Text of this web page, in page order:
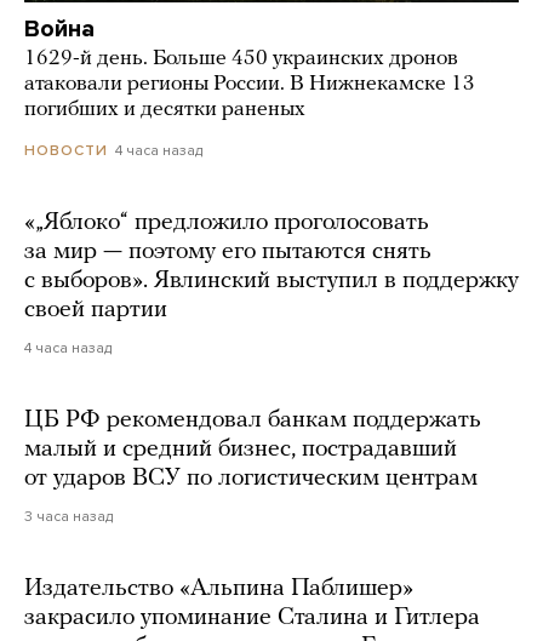
Война
1629-й день. Больше 450 украинских дронов
атаковали регионы России. В Нижнекамске 13
погибших и десятки раненых
НОВОСТИ 4 часа назад
«„Яблоко“ предложило проголосовать
за мир — поэтому его пытаются снять
с выборов». Явлинский выступил в поддержку
своей партии
4 часа назад
ЦБ РФ рекомендовал банкам поддержать
малый и средний бизнес, пострадавший
от ударов ВСУ по логистическим центрам
3 часа назад
Издательство «Альпина Паблишер»
закрасило упоминание Сталина и Гитлера